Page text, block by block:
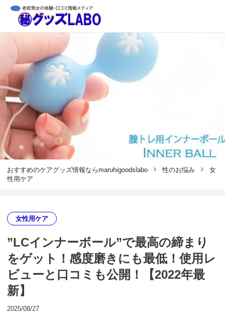
おすすめのケアグッズ情報ならmaruhigoodslabo 性のお悩み
女
性用ケア
女性用ケア
”LCインナーボール”で最高の締まり
をゲット！感度磨きにも最低！使用レ
ビューと口コミも公開！【2022年最
新】
2025/08/27